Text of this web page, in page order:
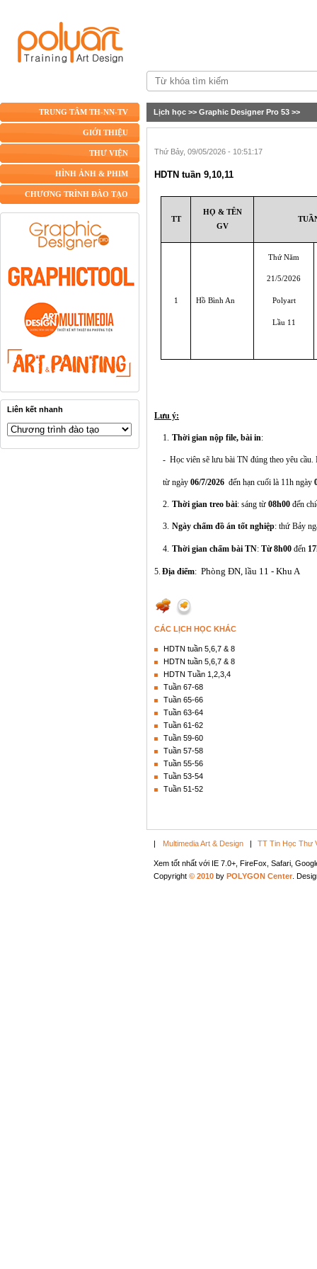
TRUNG TÂM TH-NN-TV
GIỚI THIỆU
THƯ VIỆN
HÌNH ẢNH & PHIM
CHƯƠNG TRÌNH ĐÀO TẠO
Liên kết nhanh
Lịch học >> Graphic Designer Pro 53 >>
Thứ Bảy, 09/05/2026 - 10:51:17
HDTN tuần 9,10,11
TT
HỌ & TÊN
GV
1 Hồ Bình An
Thứ Năm
21/5/2026
Polyart
Lầu 11
Lưu ý:
1. Thời gian nộp file, bài in:
- Học viên sẽ lưu bài TN đúng theo yêu
từ ngày 06/7/2026 đến hạn cuối là 11h ngày
2. Thời gian treo bài: sáng từ 08h00 đến
3. Ngày chấm đồ án tốt nghiệp: thứ Bảy
4. Thời gian chấm bài TN: Từ 8h00 đến
5. Địa điểm: Phòng ĐN, lầu 11 - Khu A
CÁC LỊCH HỌC KHÁC
HDTN tuần 5,6,7 & 8
HDTN tuần 5,6,7 & 8
HDTN Tuần 1,2,3,4
Tuần 67-68
Tuần 65-66
Tuần 63-64
Tuần 61-62
Tuần 59-60
Tuần 57-58
Tuần 55-56
Tuần 53-54
Tuần 51-52
| Multimedia Art & Design | TT Tin Học Thư
Xem tốt nhất với IE 7.0+, FireFox, Safari,
Copyright © 2010 by POLYGON Center .